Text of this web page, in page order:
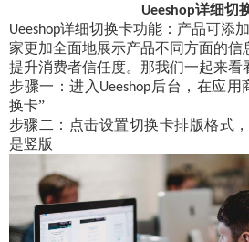
Ueeshop详细切
Ueeshop详细切换卡功能：产品可添
家更加全面地展示产品不同方面的信
提升消费者信任度。那我们一起来看
步骤一：进入 Ueeshop后台，在应用
换卡”
步骤二：点击设置切换卡排版格式
是竖版